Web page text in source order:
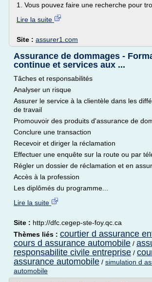
1. Vous pouvez faire une recherche pour
Lire la suite
Site : assurer1.com
Assurance de dommages -
continue et services aux ...
Tâches et responsabilités
Analyser un risque
Assurer le service à la clientèle dans les
de travail
Promouvoir des produits d'assurance de
Conclure une transaction
Recevoir et diriger la réclamation
Effectuer une enquête sur la route ou par
Régler un dossier de réclamation et en
Accès à la profession
Les diplômés du programme...
Lire la suite
Site : http://dfc.cegep-ste-foy.qc.ca
Thèmes liés : courtier d assurance
cours d assurance automobile /
responsabilite civile entreprise /
assurance automobile / simulation d
automobile